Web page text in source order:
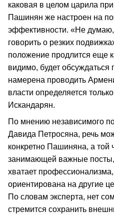
каковая в целом царила
Пашинян же настроен на
эффективности. «Не
говорить о резких
положение продлится еще
видимо, будет обсуждаться
намерена проводить
власти определяется
Искандарян.
По мнению независимого
Давида Петросяна, речь
конкретно Пашиняна, а той
занимающей важные посты,
хватает
ориентирована на другие
По словам эксперта, нет
стремится сохранить